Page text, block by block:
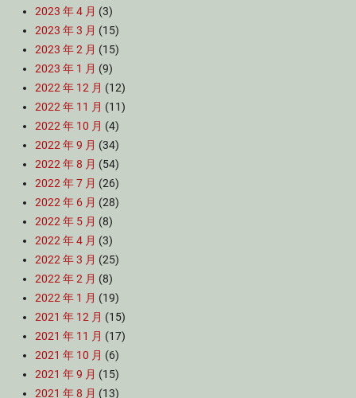
2023 年 4 月 (3)
2023 年 3 月 (15)
2023 年 2 月 (15)
2023 年 1 月 (9)
2022 年 12 月 (12)
2022 年 11 月 (11)
2022 年 10 月 (4)
2022 年 9 月 (34)
2022 年 8 月 (54)
2022 年 7 月 (26)
2022 年 6 月 (28)
2022 年 5 月 (8)
2022 年 4 月 (3)
2022 年 3 月 (25)
2022 年 2 月 (8)
2022 年 1 月 (19)
2021 年 12 月 (15)
2021 年 11 月 (17)
2021 年 10 月 (6)
2021 年 9 月 (15)
2021 年 8 月 (13)